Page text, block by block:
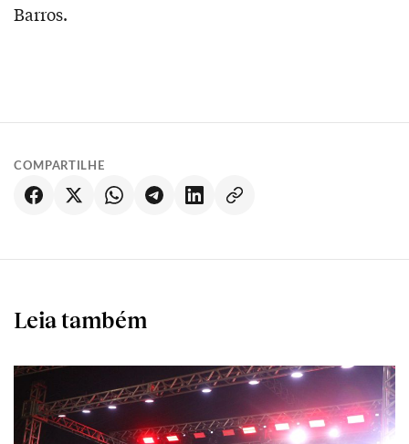
Barros.
COMPARTILHE
Leia também